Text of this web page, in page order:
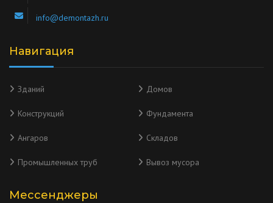
info@demontazh.ru
Навигация
Зданий Домов
Конструкций Фундамента
Ангаров Складов
Промышленных труб Вывоз мусора
Мессенджеры